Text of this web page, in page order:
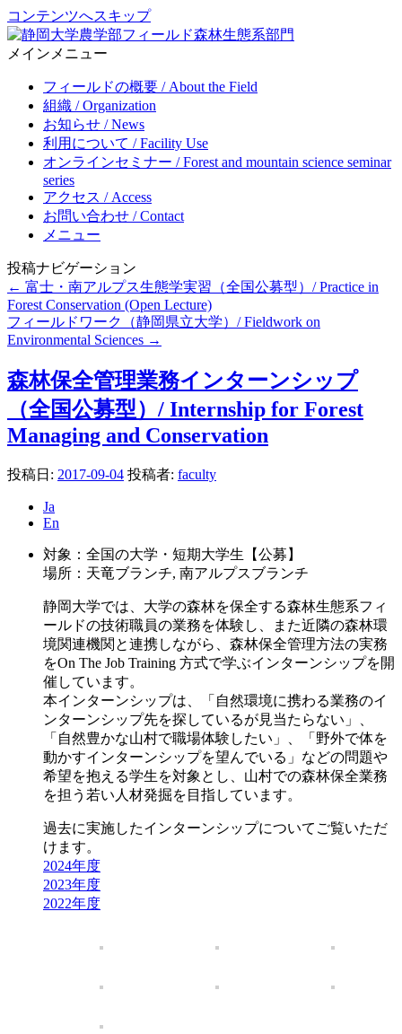
コンテンツへスキップ
science, Faculty of Agriculture, Shizuoka University
メインメニュー
フィールドの概要 / About the Field
組織 / Organization
お知らせ / News
利用について / Facility Use
オンラインセミナー / Forest and mountain science seminar
series
アクセス / Access
お問い合わせ / Contact
メニュー
投稿ナビゲーション
← 富士・南アルプス生態学実習（全国公募型）/ Practice in
Forest Conservation (Open Lecture)
フィールドワーク（静岡県立大学）/ Fieldwork on
Environmental Sciences →
森林保全管理業務インターンシップ
（全国公募型）/ Internship for Forest
Managing and Conservation
投稿日: 2017-09-04 投稿者: faculty
Ja
En
対象：全国の大学・短期大学生【公募】
場所：天竜ブランチ, 南アルプスブランチ
静岡大学では、大学の森林を保全する森林生態系フィ
ールドの技術職員の業務を体験し、また近隣の森林環
境関連機関と連携しながら、森林保全管理方法の実務
をOn The Job Training 方式で学ぶインターンシップを開
催しています。
本インターンシップは、「自然環境に携わる業務のイ
ンターンシップ先を探しているが見当たらない」、
「自然豊かな山村で職場体験したい」、「野外で体を
動かすインターンシップを望んでいる」などの問題や
希望を抱える学生を対象とし、山村での森林保全業務
を担う若い人材発掘を目指しています。
過去に実施したインターンシップについてご覧いただ
けます。
2024年度
2023年度
2022年度